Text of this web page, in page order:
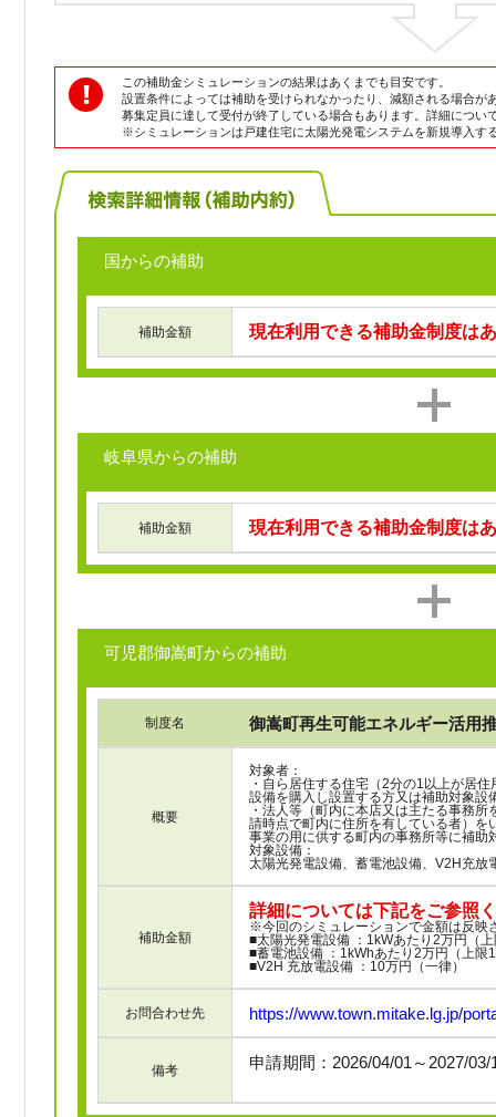
この補助金シミュレーションの結果はあくまでも目安です。
設置条件によっては補助を受けられなかったり、減額される場合が
募集定員に達して受付が終了している場合もあります。詳細につい
※シミュレーションは戸建住宅に太陽光発電システムを新規導入す
国からの補助
補助金額 現在利用できる補助金制度は
岐阜県からの補助
補助金額 現在利用できる補助金制度は
可児郡御嵩町からの補助
制度名 御嵩町再生可能エネルギー活用
概要
対象者：
・自ら居住する住宅（2分の1以上が居
設備を購入し設置する方又は補助対象
・法人等（町内に本店又は主たる事務
請時点で町内に住所を有している者）
事業の用に供する町内の事務所等に補助
対象設備：
太陽光発電設備、蓄電池設備、V2H充放
補助金額
詳細については下記をご参照
※今回のシミュレーションで金額は反映
■太陽光発電設備 ：1kWあたり2万円（
■蓄電池設備 ：1kWhあたり2万円（上限
■V2H 充放電設備 ：10万円（一律）
お問合わせ先 https://www.town.mitake.lg.jp/
備考 申請期間：2026/04/01～2027/03/